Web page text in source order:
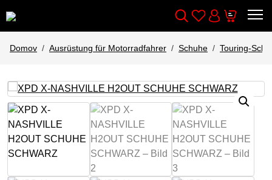
Wishlist
Account
Cart
Domov Ausrüstung für Motorradfahrer Schuhe Touring-